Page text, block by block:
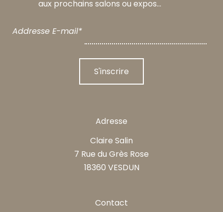
aux prochains salons ou expos...
Addresse E-mail*
Adresse
Claire Salin
7 Rue du Grès Rose
18360 VESDUN
Contact